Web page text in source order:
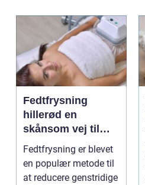
Fedtfrysning
hillerød en
skånsom vej til
reduktion af lokale
fedtdepoter
Fedtfrysning er blevet
en populær metode til
at reducere genstridige